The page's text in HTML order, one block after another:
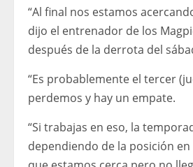
“Al final nos estamos
dijo el entrenador de los
después de la derrota del
“Es probablemente el tercer
perdemos y hay un empate.
“Si trabajas en eso, la
dependiendo de la posición en